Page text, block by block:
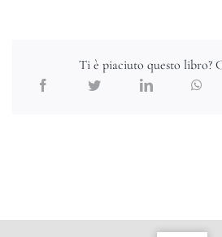
Ti è piaciuto questo libro?